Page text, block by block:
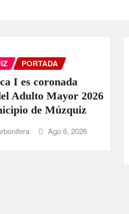
PORTADA
I es coronada
Adulto Mayor 2026
de Múzquiz
Ago 6, 2026